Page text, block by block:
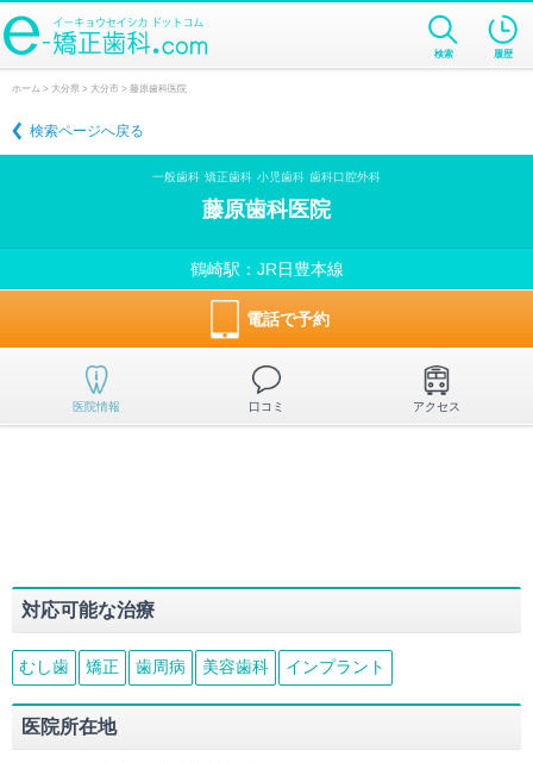
検索 履歴
ホーム > 大分県 > 大分市 > 藤原歯科医院
検索ページへ戻る
一般歯科 矯正歯科 小児歯科 歯科口腔外科
藤原歯科医院
鶴崎駅：JR日豊本線
電話で予約
医院情報 口コミ アクセス
対応可能な治療
むし歯 矯正 歯周病 美容歯科 インプラント
医院所在地